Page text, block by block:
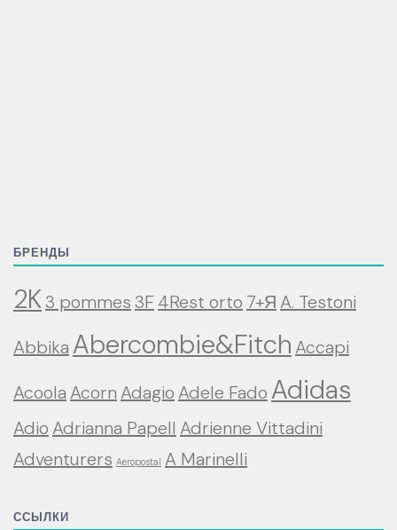
БРЕНДЫ
2K3 pommes3F 4Rest orto 7+Я A. Testoni
Abbika Abercombie&Fitch Accapi
Acoola Acorn Adagio Adele Fado Adidas
Adio Adrianna Papell Adrienne Vittadini
Adventurers Aeropostal A Marinelli
ССЫЛКИ